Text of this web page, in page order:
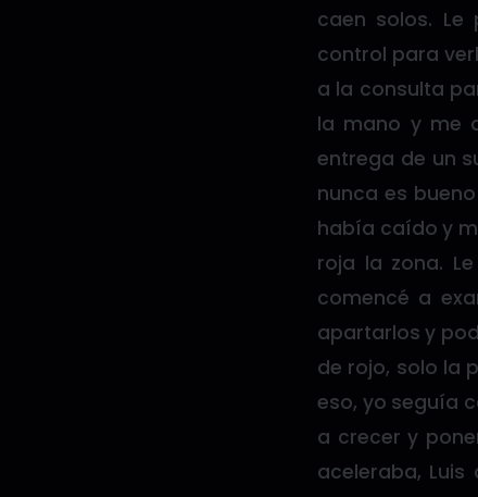
caen solos.
control para
a la consulta
la mano y me
entrega de un
nunca es
había caído y
roja la zona.
comencé a
apartarlos y
de rojo, solo la
eso, yo seguía
a crecer y
aceleraba,